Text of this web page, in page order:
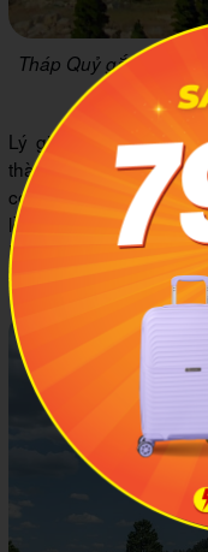
Tháp Quỷ gắn liền
minh
Lý giải về mặt khoa
thành từ magma. Khi
co lại và nứt gãy tạo
lồ. Lớp đất đá xung
lại khối đá có hình thù
tin đầy khoa học mà